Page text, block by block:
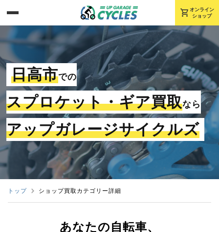
shopping_cart オンライン
ショップ
日高市での
スプロケット・ギア買取なら
アップガレージサイクルズ
トップ ショップ買取カテゴリー詳細
あなたの自転車、